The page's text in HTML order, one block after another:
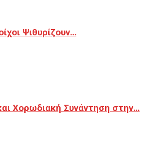
Ψιθυρίζουν…
Χορωδιακή Συνάντηση στην…